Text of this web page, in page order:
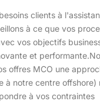
clients à
à ce que vos
vos objectifs
et performante.​
offres MCO une
à notre centre offshore)
à vos contraintes